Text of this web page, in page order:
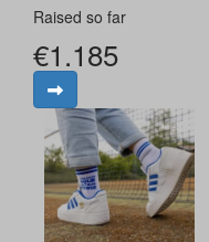
Raised so far
€1.185